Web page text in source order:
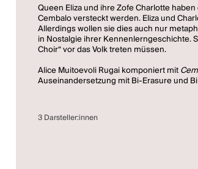
Queen Eliza und ihre Zofe Charlotte
Cembalo versteckt werden. Eliza und
Allerdings wollen sie dies auch nur
in Nostalgie ihrer Kennenlerngeschichte.
Choir“ vor das Volk treten müssen.
Alice Muitoevoli Rugai komponiert mit
Auseinandersetzung mit Bi-Erasure und
3 Darsteller:innen